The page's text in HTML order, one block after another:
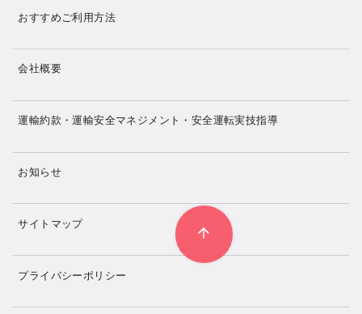
おすすめご利用方法
会社概要
運輸約款・運輸安全マネジメント・安全運転実技指導
お知らせ
サイトマップ
プライバシーポリシー